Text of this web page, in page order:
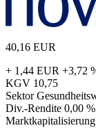
40,16 EUR
+ 1,44 EUR +3,72
KGV 10,75
Sektor
Div.-Rendite 0,00 %
Marktkapitalisierung